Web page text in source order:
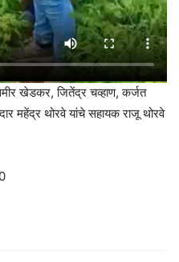
समीर खेडकर, जितेंद्र चव्हाण, कर्जत
महेंद्र थोरवे यांचे सहायक राजू थोरवे